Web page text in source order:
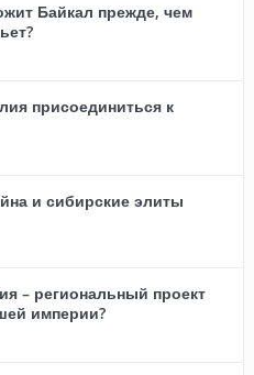
Байкал прежде, чем
присоединиться к
и сибирские элиты
– региональный проект
империи?